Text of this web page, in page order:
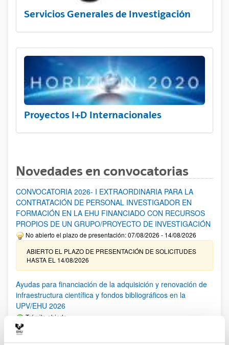
Servicios Generales de Investigación
Proyectos I+D Internacionales
Novedades en convocatorias
CONVOCATORIA 2026- I EXTRAORDINARIA PARA LA
CONTRATACIÓN DE PERSONAL INVESTIGADOR EN
FORMACIÓN EN LA EHU FINANCIADO CON RECURSOS
PROPIOS DE UN GRUPO/PROYECTO DE INVESTIGACIÓN
No abierto el plazo de presentación: 07/08/2026 - 14/08/2026
ABIERTO EL PLAZO DE PRESENTACIÓN DE SOLICITUDES
HASTA EL 14/08/2026
Ayudas para financiación de la adquisición y renovación de
infraestructura científica y fondos bibliográficos en la
UPV/EHU 2026
Trámite abierto
solicitudes admitidas y excluidas. 23/03/2026: Relación